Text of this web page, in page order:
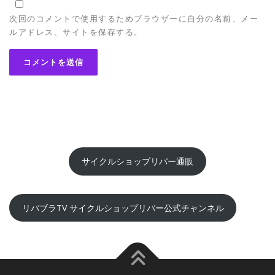
次回のコメントで使用するためブラウザーに自分の名前、メー
ルアドレス、サイトを保存する。
サイクルショップリバー通販
リバブラTV サイクルショップリバー公式チャンネル